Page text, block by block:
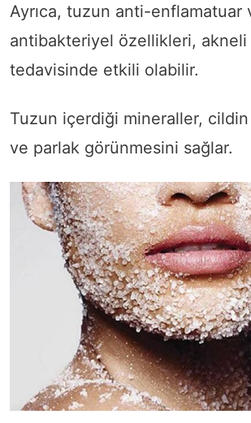
Ayrıca, tuzun anti-enflamatuar
antibakteriyel özellikleri,
tedavisinde etkili olabilir.
Tuzun içerdiği mineraller, cildin
ve parlak görünmesini sağlar.